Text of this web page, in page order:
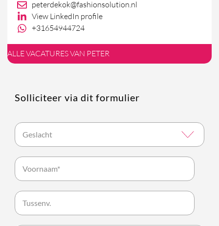
peterdekok@fashionsolution.nl
View LinkedIn profile
+31654944724
ALLE VACATURES VAN PETER
Solliciteer via dit formulier